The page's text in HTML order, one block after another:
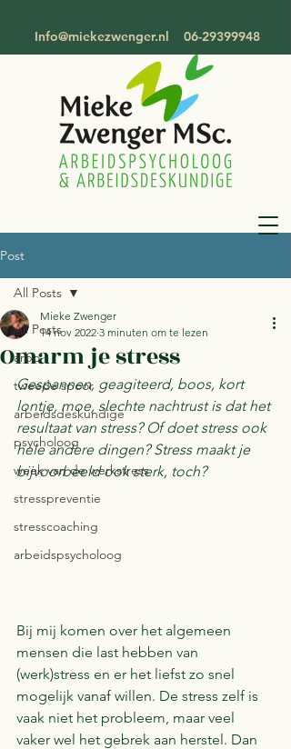
Info@miekezwenger.nl 06-29399948
Post
All Posts
arbo
tweede spoor
arbeidsdeskundige
psycholoog
week van de werkstress
stresspreventie
stresscoaching
arbeidspsycholoog
All Posts
Omarm je stress
Mieke Zwenger
14 nov 2022 3 minuten om te lezen
Gespannen, geagiteerd, boos, kort
lontje, moe, slechte nachtrust is dat het
resultaat van stress? Of doet stress ook
hele andere dingen? Stress maakt je
bijvoorbeeld ook sterk, toch?
Bij mij komen over het algemeen
mensen die last hebben van
(werk)stress en er het liefst zo snel
mogelijk vanaf willen. De stress zelf is
vaak niet het probleem, maar veel
vaker wel het gebrek aan herstel. Dan